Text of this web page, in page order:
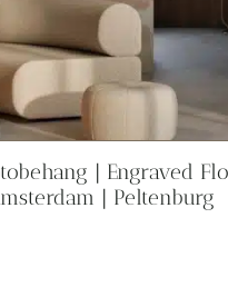
| Engraved
| Peltenburg